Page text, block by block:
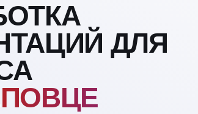
ДЛЯ